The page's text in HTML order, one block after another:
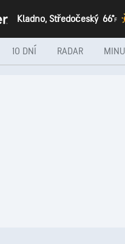
Kladno, Středočeský 66°F
10 DNÍ RADAR